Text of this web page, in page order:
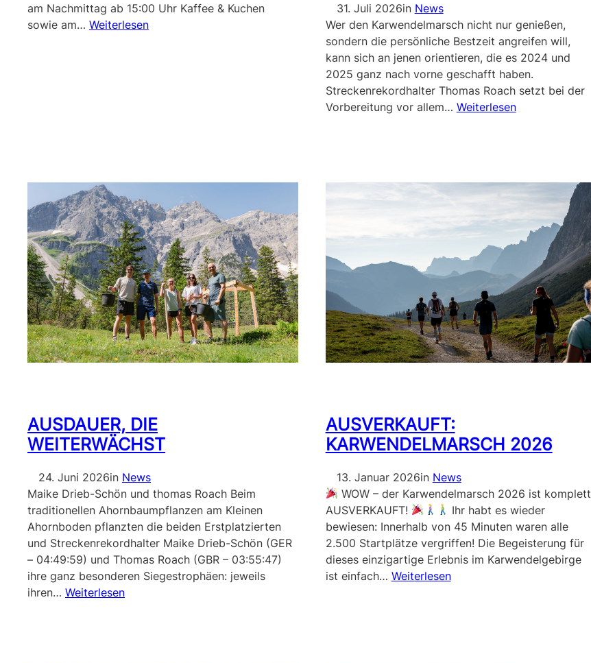
am Nachmittag ab 15:00 Uhr Kaffee & Kuchen
sowie am… Weiterlesen
31. Juli 2026in News
Wer den Karwendelmarsch nicht nur genießen,
sondern die persönliche Bestzeit angreifen will,
kann sich an jenen orientieren, die es 2024 und
2025 ganz nach vorne geschafft haben.
Streckenrekordhalter Thomas Roach setzt bei der
Vorbereitung vor allem… Weiterlesen
AUSDAUER, DIE
WEITERWÄCHST
24. Juni 2026in News
Maike Drieb-Schön und thomas Roach Beim
traditionellen Ahornbaumpflanzen am Kleinen
Ahornboden pflanzten die beiden Erstplatzierten
und Streckenrekordhalter Maike Drieb-Schön (GER
– 04:49:59) und Thomas Roach (GBR – 03:55:47)
ihre ganz besonderen Siegestrophäen: jeweils
ihren… Weiterlesen
AUSVERKAUFT:
KARWENDELMARSCH 2026
13. Januar 2026in News
WOW – der Karwendelmarsch 2026 ist komplett
AUSVERKAUFT!
Ihr habt es wieder
bewiesen: Innerhalb von 45 Minuten waren alle
2.500 Startplätze vergriffen! Die Begeisterung für
dieses einzigartige Erlebnis im Karwendelgebirge
ist einfach… Weiterlesen